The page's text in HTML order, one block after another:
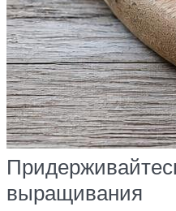
выращивания